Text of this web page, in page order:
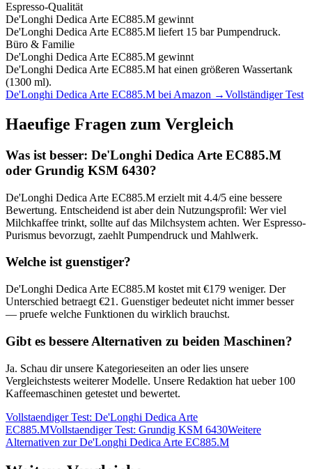
Espresso-Qualität
De'Longhi Dedica Arte EC885.M gewinnt
De'Longhi Dedica Arte EC885.M liefert 15 bar Pumpendruck.
Büro & Familie
De'Longhi Dedica Arte EC885.M gewinnt
De'Longhi Dedica Arte EC885.M hat einen größeren Wassertank
(1300 ml).
De'Longhi Dedica Arte EC885.M bei Amazon →Vollständiger Test
Haeufige Fragen zum Vergleich
Was ist besser: De'Longhi Dedica Arte EC885.M
oder Grundig KSM 6430?
De'Longhi Dedica Arte EC885.M erzielt mit 4.4/5 eine bessere
Bewertung. Entscheidend ist aber dein Nutzungsprofil: Wer viel
Milchkaffee trinkt, sollte auf das Milchsystem achten. Wer Espresso-
Purismus bevorzugt, zaehlt Pumpendruck und Mahlwerk.
Welche ist guenstiger?
De'Longhi Dedica Arte EC885.M kostet mit €179 weniger. Der
Unterschied betraegt €21 . Guenstiger bedeutet nicht immer besser
— pruefe welche Funktionen du wirklich brauchst.
Gibt es bessere Alternativen zu beiden Maschinen?
Ja. Schau dir unsere Kategorieseiten an oder lies unsere
Vergleichstests weiterer Modelle. Unsere Redaktion hat ueber 100
Kaffeemaschinen getestet und bewertet.
Vollstaendiger Test: De'Longhi Dedica Arte
EC885.MVollstaendiger Test: Grundig KSM 6430Weitere
Alternativen zurDe'Longhi Dedica Arte EC885.M